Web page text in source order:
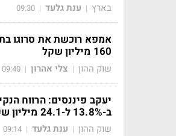
בארץ | ענת גלעד |
09:30
אמפא רוכשת את סרוגו
160 מיליון שקל
שוק ההון | צלי אהרון |
09:40
יעקב פיננסים: הרווח
ב-13.8% ל-24.1 מיליון שקל
שוק ההון | ענת גלעד |
09:14